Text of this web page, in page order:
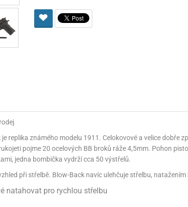
a revolverové náboje
náboje
náboje
Ochranné prostředky
Rowan Engineering
zbraně
Svítilny
replika známého modelu 1911. Celokovové a velice dobře
pojme 20 ocelových BB broků ráže 4,5mm. Pohon
jedna bombička vydrží cca 50 výstřelů.
při střelbě. Blow-Back navíc ulehčuje střelbu,
natahovat pro rychlou střelbu